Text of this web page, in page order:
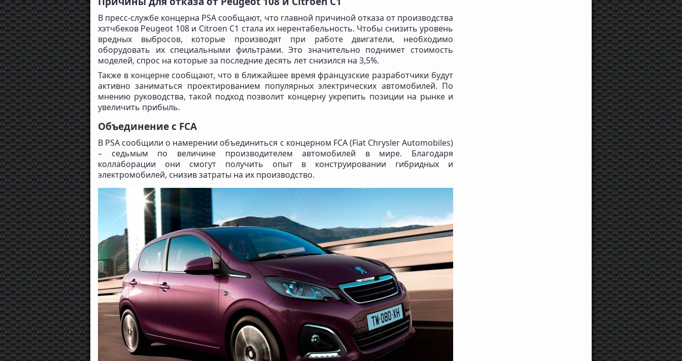
В пресс-службе концерна PSA сообщают, что главной причиной отказа от производства
хэтчбеков Peugeot 108 и Citroen C1 стала их нерентабельность. Чтобы снизить уровень
вредных выбросов, которые производят при работе двигатели, необходимо
оборудовать их специальными фильтрами. Это значительно поднимет стоимость
моделей, спрос на которые за последние десять лет снизился на 3,5%.
Также в концерне сообщают, что в ближайшее время французские разработчики будут
активно заниматься проектированием популярных электрических автомобилей. По
мнению руководства, такой подход позволит концерну укрепить позиции на рынке и
увеличить прибыль.
Объединение с FCA
В PSA сообщили о намерении объединиться с концерном FCA (Fiat Chrysler Automobiles)
– седьмым по величине производителем автомобилей в мире. Благодаря
коллаборации они смогут получить опыт в конструировании гибридных и
электромобилей, снизив затраты на их производство.